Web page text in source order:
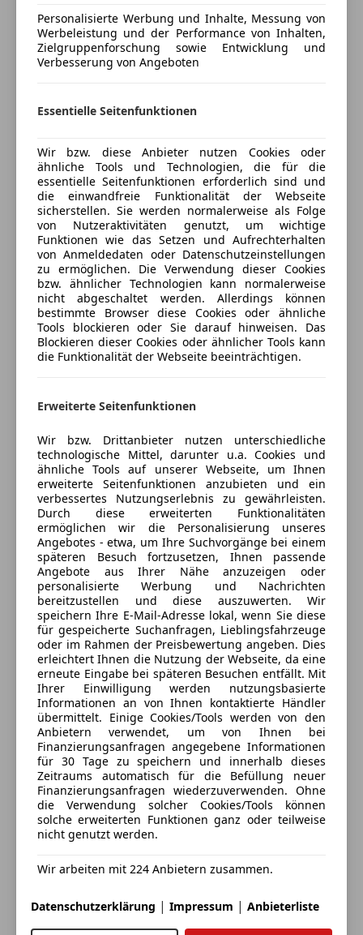
Start/Stop-Automatik
Unterhaltung/Media
USB
Sicherheit
Abstandstempomat
Airbag hinten
Alarmanlage
Beifahrerairbag
Fahrerairbag
Fernlichtassistent
Isofix
Kopfairbag
LED-Scheinwerfer
Notrufsystem
Servolenkung
Spurhalteassistent
Verkehrszeichenerkennung
Voll-LED Scheinwerfer
Wegfahrsperre
Extras
Anhängerkupplung
Dachreling
Innenspiegel automatisch abblendend
Pannenkit
Versicherungsschutz an Ihre Bedürfnisse
anpassen
Freischaden-Gutschein ab Stufe 0
Jetzt berechnen
Verkäufer Händler
Porsche Inter Auto GmbH & Co KG
Sternebewertung 5 von 5
5Sterne
(100% Weiterempfehlungen)
Anbieter auf AutoScout24 seit 2025
Hallerstraße 165,
6020 Innsbruck, AT
Kontakt
Alle Fahrzeuge des Anbieters
Anbieter kontaktieren
Deine Nachricht
Eintauschwagen: Kaufen und verkaufen in nur einem
Schritt
Ich möchte mein Auto in Zahlung geben
(unverbindlich).
Dein Name
Personalisierte Werbung und Inhalte, Messung von
Werbeleistung und der Performance von Inhalten,
Zielgruppenforschung sowie Entwicklung und
Verbesserung von Angeboten
Essentielle Seitenfunktionen
Wir bzw. diese Anbieter nutzen Cookies oder
ähnliche Tools und Technologien, die für die
essentielle Seitenfunktionen erforderlich sind und
die einwandfreie Funktionalität der Webseite
sicherstellen. Sie werden normalerweise als Folge
von Nutzeraktivitäten genutzt, um wichtige
Funktionen wie das Setzen und Aufrechterhalten
von Anmeldedaten oder Datenschutzeinstellungen
zu ermöglichen. Die Verwendung dieser Cookies
bzw. ähnlicher Technologien kann normalerweise
nicht abgeschaltet werden. Allerdings können
bestimmte Browser diese Cookies oder ähnliche
Tools blockieren oder Sie darauf hinweisen. Das
Blockieren dieser Cookies oder ähnlicher Tools kann
die Funktionalität der Webseite beeinträchtigen.
Erweiterte Seitenfunktionen
Wir bzw. Drittanbieter nutzen unterschiedliche
technologische Mittel, darunter u.a. Cookies und
ähnliche Tools auf unserer Webseite, um Ihnen
erweiterte Seitenfunktionen anzubieten und ein
verbessertes Nutzungserlebnis zu gewährleisten.
Durch diese erweiterten Funktionalitäten
ermöglichen wir die Personalisierung unseres
Angebotes - etwa, um Ihre Suchvorgänge bei einem
späteren Besuch fortzusetzen, Ihnen passende
Angebote aus Ihrer Nähe anzuzeigen oder
personalisierte Werbung und Nachrichten
bereitzustellen und diese auszuwerten. Wir
speichern Ihre E-Mail-Adresse lokal, wenn Sie diese
für gespeicherte Suchanfragen, Lieblingsfahrzeuge
oder im Rahmen der Preisbewertung angeben. Dies
erleichtert Ihnen die Nutzung der Webseite, da eine
erneute Eingabe bei späteren Besuchen entfällt. Mit
Ihrer Einwilligung werden nutzungsbasierte
Informationen an von Ihnen kontaktierte Händler
übermittelt. Einige Cookies/Tools werden von den
Anbietern verwendet, um von Ihnen bei
Finanzierungsanfragen angegebene Informationen
für 30 Tage zu speichern und innerhalb dieses
Zeitraums automatisch für die Befüllung neuer
Finanzierungsanfragen wiederzuverwenden. Ohne
die Verwendung solcher Cookies/Tools können
solche erweiterten Funktionen ganz oder teilweise
nicht genutzt werden.
Wir arbeiten mit 224 Anbietern zusammen.
Datenschutzerklärung | Impressum | Anbieterliste